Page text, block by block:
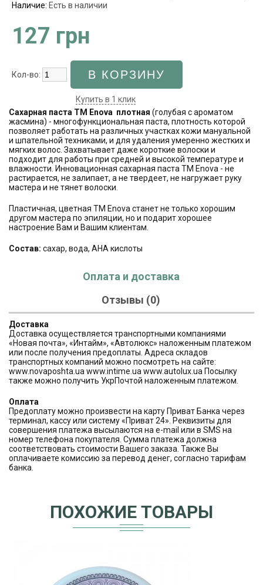
Наличие: Есть в наличии
127 грн
Кол-во:
Купить в 1 клик
Сахарная паста ТМ Enova плотная (голубая с ароматом
жасмина) - многофункциональная паста, плотность которой
позволяет работать на различных участках кожи мануальной
и шпательной техниками, и для удаления умеренно жестких и
мягких волос. Захватывает даже короткие волоски и
подходит для работы при средней и высокой температуре и
влажности. Инновационная сахарная паста ТМ Enova - не
растирается, не залипает, а не твердеет, не нагружает руку
мастера и не тянет волоски.
Пластичная, цветная ТМ Enova станет не только хорошим
другом мастера по эпиляции, но и подарит хорошее
настроение Вам и Вашим клиентам.
Состав: сахар, вода, AHA кислоты
Оплата и доставка
Отзывы (0)
Доставка
Доставка осуществляется транспортными компаниями
«Новая почта», «Интайм», «Автолюкс» наложенным платежом
или после получения предоплаты. Адреса складов
транспортных компаний можно посмотреть на сайте:
www.novaposhta.ua www.intime.ua www.autolux.ua Посылку
также можно получить УкрПочтой наложенным платежом.
Оплата
Предоплату можно произвести на карту Приват Банка через
терминал, кассу или систему «Приват 24». Реквизиты для
совершения платежа высылаются на e-mail или в SMS на
номер телефона покупателя. Сумма платежа должна
соответствовать стоимости Вашего заказа. Также Вы
оплачиваете комиссию за перевод денег, согласно тарифам
банка.
ПОХОЖИЕ ТОВАРЫ